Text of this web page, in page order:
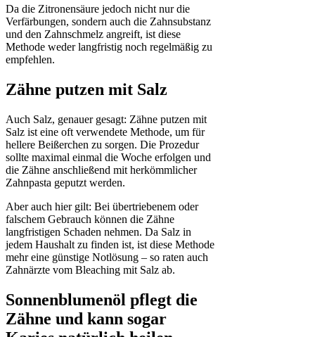
Da die Zitronensäure jedoch nicht nur die
Verfärbungen, sondern auch die Zahnsubstanz
und den Zahnschmelz angreift, ist diese
Methode weder langfristig noch regelmäßig zu
empfehlen.
Zähne putzen mit Salz
Auch Salz, genauer gesagt: Zähne putzen mit
Salz ist eine oft verwendete Methode, um für
hellere Beißerchen zu sorgen. Die Prozedur
sollte maximal einmal die Woche erfolgen und
die Zähne anschließend mit herkömmlicher
Zahnpasta geputzt werden.
Aber auch hier gilt: Bei übertriebenem oder
falschem Gebrauch können die Zähne
langfristigen Schaden nehmen. Da Salz in
jedem Haushalt zu finden ist, ist diese Methode
mehr eine günstige Notlösung – so raten auch
Zahnärzte vom Bleaching mit Salz ab.
Sonnenblumenöl pflegt die
Zähne und kann sogar